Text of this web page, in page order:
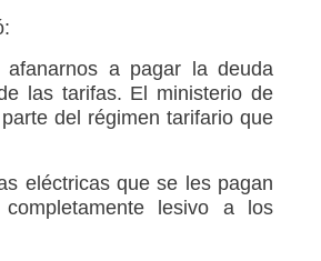
a pagar la deuda
las tarifas. El ministerio de
del régimen tarifario que
eléctricas que se les pagan
lesivo a los